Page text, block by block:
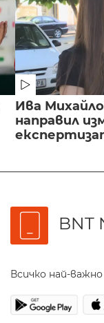
Ива
направил
BNT
Всичко най-